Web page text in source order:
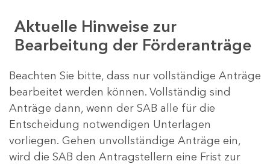
Aktuelle Hinweise zur
Bearbeitung der Förderanträge
Beachten Sie bitte, dass nur vollständige Anträge
bearbeitet werden können. Vollständig sind
Anträge dann, wenn der SAB alle für die
Entscheidung notwendigen Unterlagen
vorliegen. Gehen unvollständige Anträge ein,
wird die SAB den Antragstellern eine Frist zur